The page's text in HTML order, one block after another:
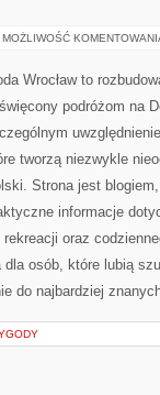
MOŻLIWOŚĆ
Wrocław to
podróżom na
tworzą niezwykle
Strona jest
informacje
oraz
osób, które lubią
do najbardziej